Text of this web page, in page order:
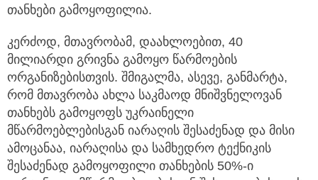
თანხები გამოყოფილია.
კერძოდ, მთავრობამ, დაახლოებით, 40
მილიარდი გრივნა გამოყო წარმოების
ორგანიზებისთვის. შმიგალმა, ასევე, განმარტა,
რომ მთავრობა ახლა საკმაოდ მნიშვნელოვან
თანხებს გამოყოფს უკრაინელი
მწარმოებლებისგან იარაღის შესაძენად და მისი
ამოცანაა, იარაღისა და სამხედრო ტექნიკის
შესაძენად გამოყოფილი თანხების 50%-ი